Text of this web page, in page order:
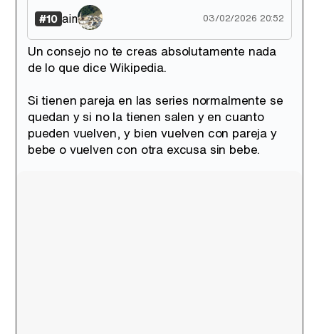
#10 ain 03/02/2026 20:52
Un consejo no te creas absolutamente nada
de lo que dice Wikipedia.
Si tienen pareja en las series normalmente se
quedan y si no la tienen salen y en cuanto
pueden vuelven, y bien vuelven con pareja y
bebe o vuelven con otra excusa sin bebe.